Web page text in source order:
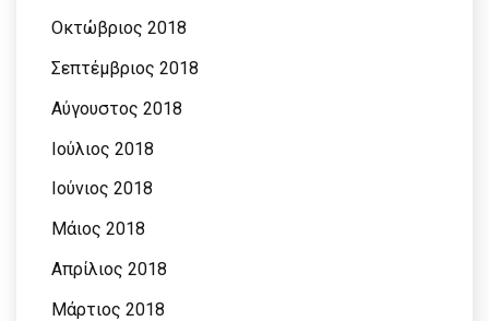
Οκτώβριος 2018
Σεπτέμβριος 2018
Αύγουστος 2018
Ιούλιος 2018
Ιούνιος 2018
Μάιος 2018
Απρίλιος 2018
Μάρτιος 2018